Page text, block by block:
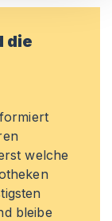
die
welche
bleibe